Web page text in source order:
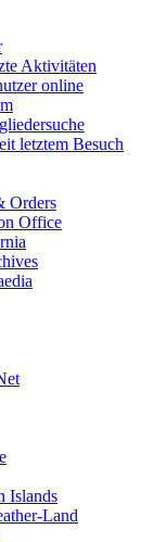
Aktivitäten
online
letztem Besuch
Orders
Office
Islands
Land